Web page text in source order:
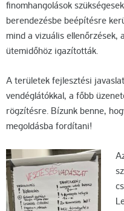
finomhangolások
berendezésbe beépítésre
mind a vizuális ellenőrzések,
ütemidőhöz igazították.
A területek fejlesztési
vendéglátókkal, a főbb
rögzítésre. Bízunk benne,
megoldásba fordítani!